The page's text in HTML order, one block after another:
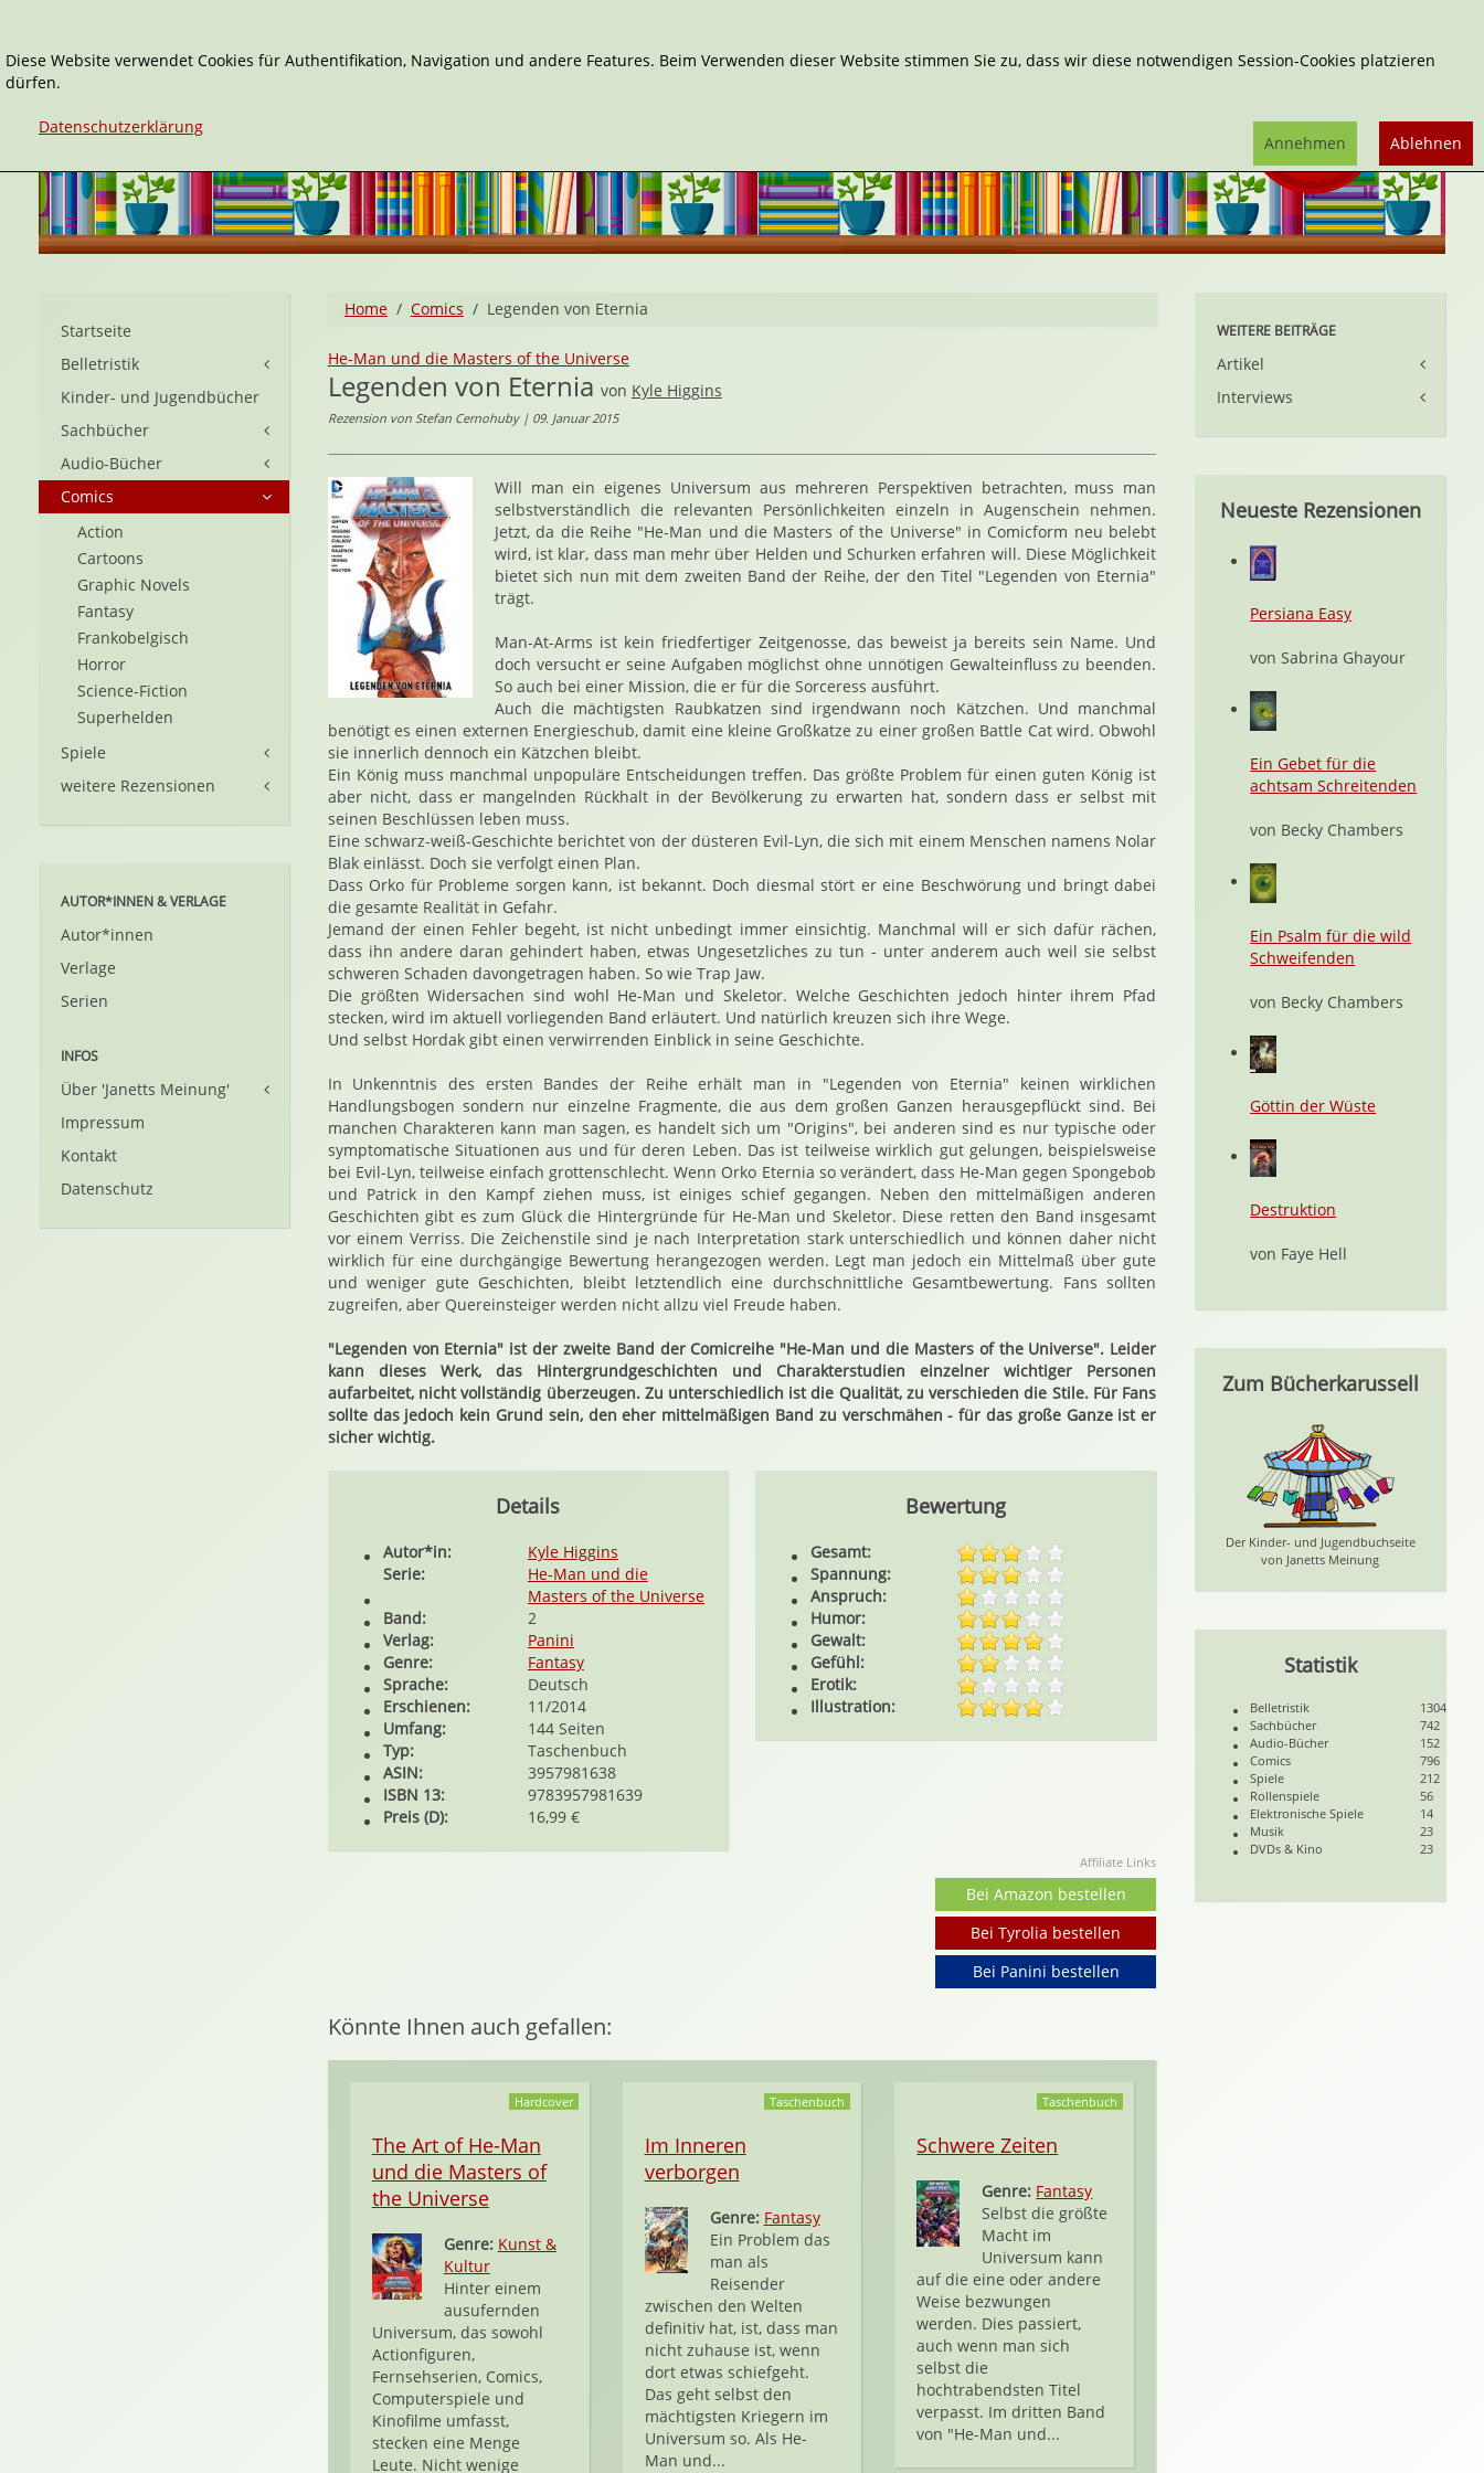
Home Comics Legenden von Eternia
He-Man und die Masters of the Universe
Legenden von Eternia von Kyle Higgins
Rezension von Stefan Cernohuby | 09. Januar 2015
Will man ein eigenes Universum aus mehreren Perspektiven betrachten, muss man
selbstverständlich die relevanten Persönlichkeiten einzeln in Augenschein nehmen.
Jetzt, da die Reihe "He-Man und die Masters of the Universe" in Comicform neu belebt
wird, ist klar, dass man mehr über Helden und Schurken erfahren will. Diese Möglichkeit
bietet sich nun mit dem zweiten Band der Reihe, der den Titel "Legenden von Eternia"
trägt.
Man-At-Arms ist kein friedfertiger Zeitgenosse, das beweist ja bereits sein Name. Und
doch versucht er seine Aufgaben möglichst ohne unnötigen Gewalteinfluss zu beenden.
So auch bei einer Mission, die er für die Sorceress ausführt.
Auch die mächtigsten Raubkatzen sind irgendwann noch Kätzchen. Und manchmal
benötigt es einen externen Energieschub, damit eine kleine Großkatze zu einer großen Battle Cat wird. Obwohl
sie innerlich dennoch ein Kätzchen bleibt.
Ein König muss manchmal unpopuläre Entscheidungen treffen. Das größte Problem für einen guten König ist
aber nicht, dass er mangelnden Rückhalt in der Bevölkerung zu erwarten hat, sondern dass er selbst mit
seinen Beschlüssen leben muss.
Eine schwarz-weiß-Geschichte berichtet von der düsteren Evil-Lyn, die sich mit einem Menschen namens Nolar
Blak einlässt. Doch sie verfolgt einen Plan.
Dass Orko für Probleme sorgen kann, ist bekannt. Doch diesmal stört er eine Beschwörung und bringt dabei
die gesamte Realität in Gefahr.
Jemand der einen Fehler begeht, ist nicht unbedingt immer einsichtig. Manchmal will er sich dafür rächen,
dass ihn andere daran gehindert haben, etwas Ungesetzliches zu tun - unter anderem auch weil sie selbst
schweren Schaden davongetragen haben. So wie Trap Jaw.
Die größten Widersachen sind wohl He-Man und Skeletor. Welche Geschichten jedoch hinter ihrem Pfad
stecken, wird im aktuell vorliegenden Band erläutert. Und natürlich kreuzen sich ihre Wege.
Und selbst Hordak gibt einen verwirrenden Einblick in seine Geschichte.
In Unkenntnis des ersten Bandes der Reihe erhält man in "Legenden von Eternia" keinen wirklichen
Handlungsbogen sondern nur einzelne Fragmente, die aus dem großen Ganzen herausgepflückt sind. Bei
manchen Charakteren kann man sagen, es handelt sich um "Origins", bei anderen sind es nur typische oder
symptomatische Situationen aus und für deren Leben. Das ist teilweise wirklich gut gelungen, beispielsweise
bei Evil-Lyn, teilweise einfach grottenschlecht. Wenn Orko Eternia so verändert, dass He-Man gegen Spongebob
und Patrick in den Kampf ziehen muss, ist einiges schief gegangen. Neben den mittelmäßigen anderen
Geschichten gibt es zum Glück die Hintergründe für He-Man und Skeletor. Diese retten den Band insgesamt
vor einem Verriss. Die Zeichenstile sind je nach Interpretation stark unterschiedlich und können daher nicht
wirklich für eine durchgängige Bewertung herangezogen werden. Legt man jedoch ein Mittelmaß über gute
und weniger gute Geschichten, bleibt letztendlich eine durchschnittliche Gesamtbewertung. Fans sollten
zugreifen, aber Quereinsteiger werden nicht allzu viel Freude haben.
"Legenden von Eternia" ist der zweite Band der Comicreihe "He-Man und die Masters of the Universe". Leider
kann dieses Werk, das Hintergrundgeschichten und Charakterstudien einzelner wichtiger Personen
aufarbeitet, nicht vollständig überzeugen. Zu unterschiedlich ist die Qualität, zu verschieden die Stile. Für Fans
sollte das jedoch kein Grund sein, den eher mittelmäßigen Band zu verschmähen - für das große Ganze ist er
sicher wichtig.
Details
Autor*in:
Kyle Higgins
Serie:
He-Man und die
Masters of the Universe
Band:
2
Verlag:
Panini
Genre:
Fantasy
Sprache:
Deutsch
Erschienen:
11/2014
Umfang:
144 Seiten
Typ:
Taschenbuch
ASIN:
3957981638
ISBN 13:
9783957981639
Preis (D):
16,99 €
Bewertung
Gesamt:
Spannung:
Anspruch:
Humor:
Gewalt:
Gefühl:
Erotik:
Illustration:
Affiliate Links
Bei Amazon bestellen
Bei Tyrolia bestellen
Bei Panini bestellen
Könnte Ihnen auch gefallen:
Hardcover
The Art of He-Man
und die Masters of
the Universe
Genre: Kunst &
Kultur
Hinter einem
ausufernden
Universum, das sowohl
Actionfiguren,
Fernsehserien, Comics,
Computerspiele und
Kinofilme umfasst,
stecken eine Menge
Leute. Nicht wenige
Taschenbuch
Im Inneren
verborgen
Genre: Fantasy
Ein Problem das
man als
Reisender
zwischen den Welten
definitiv hat, ist, dass man
nicht zuhause ist, wenn
dort etwas schiefgeht.
Das geht selbst den
mächtigsten Kriegern im
Universum so. Als He-
Man und...
Taschenbuch
Schwere Zeiten
Genre: Fantasy
Selbst die größte
Macht im
Universum kann
auf die eine oder andere
Weise bezwungen
werden. Dies passiert,
auch wenn man sich
selbst die
hochtrabendsten Titel
verpasst. Im dritten Band
von "He-Man und...
Startseite
Belletristik
Kinder- und Jugendbücher
Sachbücher
Audio-Bücher
Comics
Action
Cartoons
Graphic Novels
Fantasy
Frankobelgisch
Horror
Science-Fiction
Superhelden
Spiele
weitere Rezensionen
AUTOR*INNEN & VERLAGE
Autor*innen
Verlage
Serien
INFOS
Über 'Janetts Meinung'
Impressum
Kontakt
Datenschutz
WEITERE BEITRÄGE
Artikel
Interviews
Neueste Rezensionen
Persiana Easy
von Sabrina Ghayour
Ein Gebet für die
achtsam Schreitenden
von Becky Chambers
Ein Psalm für die wild
Schweifenden
von Becky Chambers
Göttin der Wüste
Destruktion
von Faye Hell
Zum Bücherkarussell
Der Kinder- und Jugendbuchseite
von Janetts Meinung
Statistik
Belletristik
1304
Sachbücher
742
Audio-Bücher
152
Comics
796
Spiele
212
Rollenspiele
56
Elektronische Spiele
14
Musik
23
DVDs & Kino
23
Diese Website verwendet Cookies für Authentifikation, Navigation und andere Features. Beim Verwenden dieser Website stimmen Sie zu, dass wir diese notwendigen Session-Cookies platzieren
dürfen.
Datenschutzerklärung
Ablehnen
Annehmen